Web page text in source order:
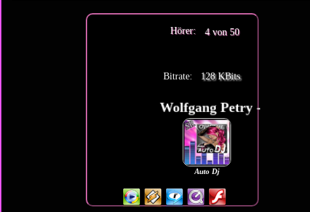
Auto Dj
Wolfgang Petry - Wahnsinn
Hörer: 4 von 50
Bitrate: 128 KBits